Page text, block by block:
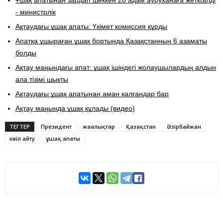
- министрлік
Ақтаудағы ұшақ апаты: Үкімет комиссия құрды
​Апатқа ұшыраған ұшақ бортында Қазақстанның 6 азаматы
болды
Ақтау маңындағы апат: ұшақ ішіндегі жолаушылардың алдын
ала тізімі шықты
Ақтаудағы ұшақ апатынан аман қалғандар бар
Ақтау маңында ұшақ құлады (видео)
ТЕГТЕР Президент жаңалықтар Қазақстан
Әзірбайжан
көңіл айту
ұшақ апаты